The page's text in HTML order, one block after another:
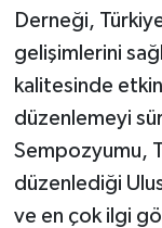
Derneği,
gelişimlerini
kalitesinde
düzenlemeyi
Sempozyumu,
düzenlediği
ve en çok ilgi